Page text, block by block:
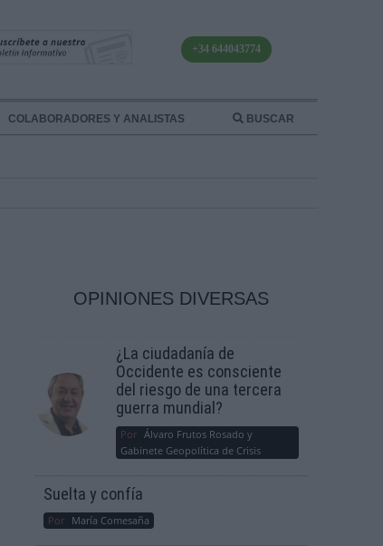
+34 644043774
COLABORADORES Y ANALISTAS BUSCAR
OPINIONES DIVERSAS
¿La ciudadanía de
Occidente es consciente
del riesgo de una tercera
guerra mundial?
Por Álvaro Frutos Rosado y
Gabinete Geopolítica de Crisis
Suelta y confía
Por María Comesaña